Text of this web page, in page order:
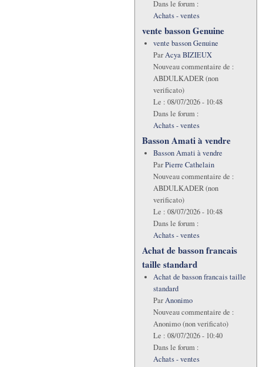
Dans le forum :
Achats - ventes
vente basson Genuine
vente basson Genuine
ParAcya BIZIEUX
Nouveau commentaire de :
ABDULKADER (non
verificato)
Le : 08/07/2026 - 10:48
Dans le forum :
Achats - ventes
Basson Amati à vendre
Basson Amati à vendre
ParPierre Cathelain
Nouveau commentaire de :
ABDULKADER (non
verificato)
Le : 08/07/2026 - 10:48
Dans le forum :
Achats - ventes
Achat de basson francais
taille standard
Achat de basson francais taille
standard
ParAnonimo
Nouveau commentaire de :
Anonimo (non verificato)
Le : 08/07/2026 - 10:40
Dans le forum :
Achats - ventes